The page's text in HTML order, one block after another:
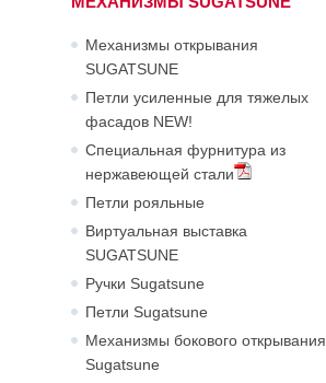
Механизмы открывания
SUGATSUNE
Петли усиленные для тяжелых
фасадов NEW!
Специальная фурнитура из
нержавеющей стали
Петли рояльные
Виртуальная выставка
SUGATSUNE
Ручки Sugatsune
Петли Sugatsune
Механизмы бокового открывания
Sugatsune